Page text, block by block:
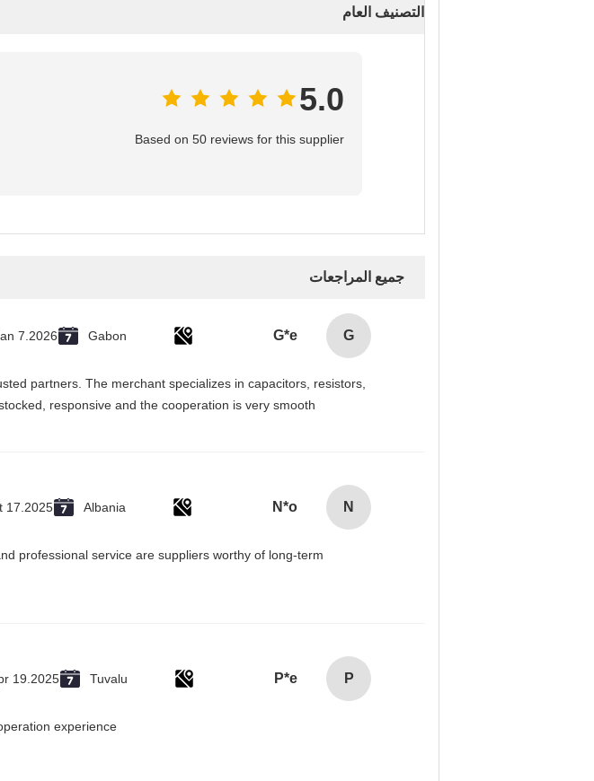
التصنيف العام
5.0
Based on 50 reviews for this supplier
جميع المراجعات
G
G*e
Gabon
7.2026
partners. The merchant specializes in capacitors, resistors,
responsive and the cooperation is very smooth.
N
N*o
Albania
17.2025
professional service are suppliers worthy of long-term
P
P*e
Tuvalu
19.2025
experience.